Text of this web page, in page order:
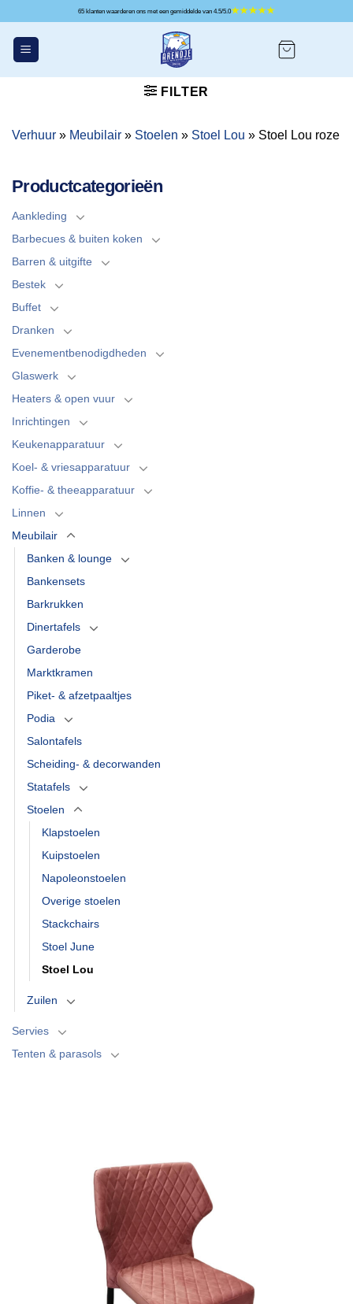
inhoud
65 klanten waarderen ons met een gemiddelde van 4.5/5.0
FILTER
Verhuur » Meubilair » Stoelen » Stoel Lou » Stoel Lou roze
Productcategorieën
Aankleding
Barbecues & buiten koken
Barren & uitgifte
Bestek
Buffet
Dranken
Evenementbenodigdheden
Glaswerk
Heaters & open vuur
Inrichtingen
Keukenapparatuur
Koel- & vriesapparatuur
Koffie- & theeapparatuur
Linnen
Meubilair
Banken & lounge
Bankensets
Barkrukken
Dinertafels
Garderobe
Marktkramen
Piket- & afzetpaaltjes
Podia
Salontafels
Scheiding- & decorwanden
Statafels
Stoelen
Klapstoelen
Kuipstoelen
Napoleonstoelen
Overige stoelen
Stackchairs
Stoel June
Stoel Lou
Zuilen
Servies
Tenten & parasols